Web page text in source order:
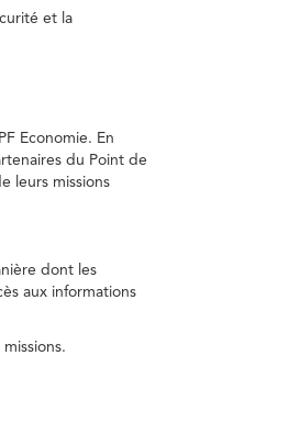
et la
Economie. En
du Point de
leurs missions
dont les
aux informations